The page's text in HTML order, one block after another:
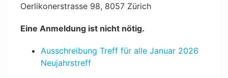
Oerlikonerstrasse 98, 8057 Zürich
Eine Anmeldung ist nicht nötig.
Ausschreibung Treff für alle Januar 2026
Neujahrstreff